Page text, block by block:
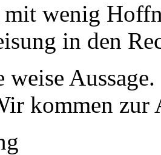
mit wenig
in den
weise
kommen zur